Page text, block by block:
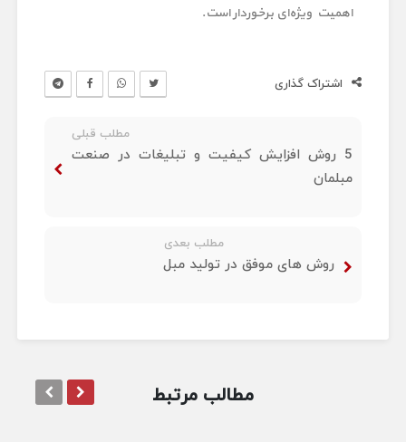
اهمیت ویژه‌ای برخوردار است.
اشتراک گذاری
مطلب قبلی
5 روش افزایش کیفیت و تبلیغات در صنعت
مبلمان
مطلب بعدی
روش های موفق در تولید مبل
مطالب مرتبط